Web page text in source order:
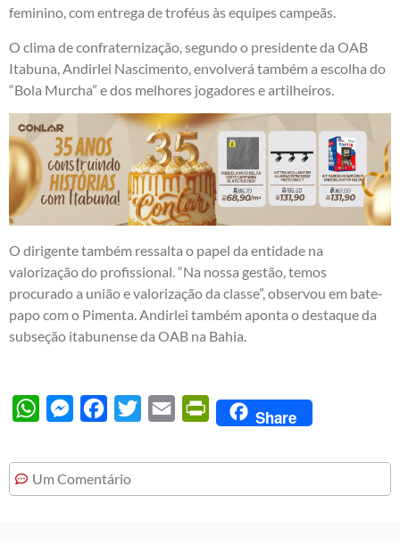
feminino, com entrega de troféus às equipes campeãs.
O clima de confraternização, segundo o presidente da OAB
Itabuna, Andirlei Nascimento, envolverá também a escolha do
“Bola Murcha” e dos melhores jogadores e artilheiros.
O dirigente também ressalta o papel da entidade na
valorização do profissional. “Na nossa gestão, temos
procurado a união e valorização da classe”, observou em bate-
papo com o Pimenta. Andirlei também aponta o destaque da
subseção itabunense da OAB na Bahia.
WhatsAppMessengerFacebook
Twitter Email PrintFriendly
Share
Um Comentário